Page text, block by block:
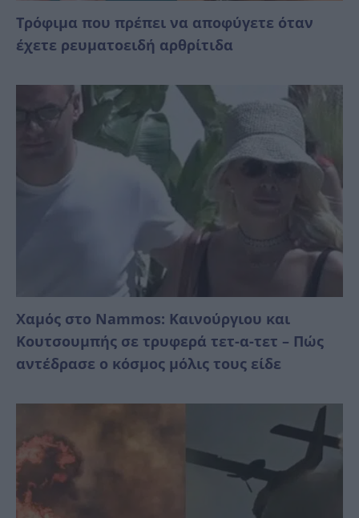
Τρόφιμα που πρέπει να αποφύγετε όταν
έχετε ρευματοειδή αρθρίτιδα
Χαμός στο Nammos: Καινούργιου και
Κουτσουμπής σε τρυφερά τετ-α-τετ – Πώς
αντέδρασε ο κόσμος μόλις τους είδε